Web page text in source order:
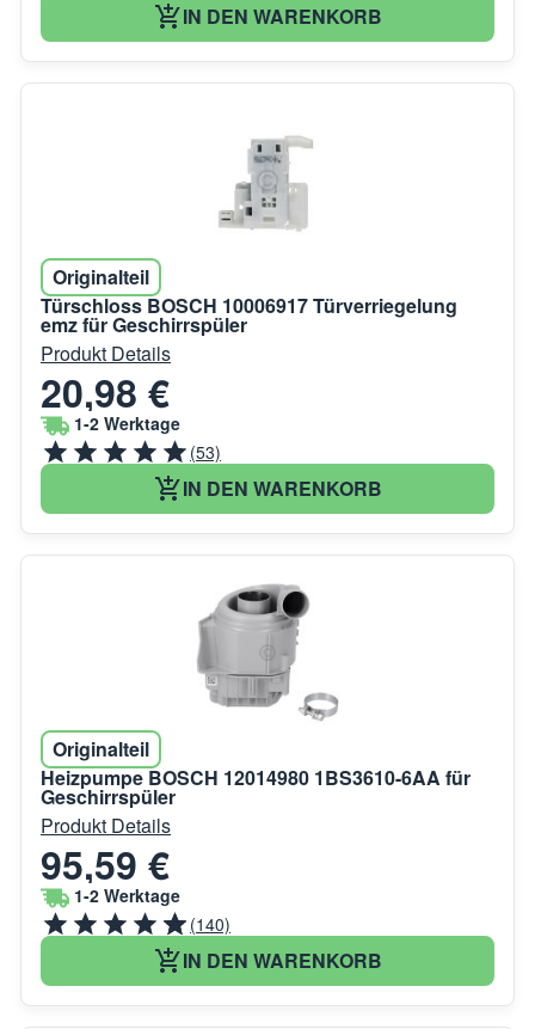
IN DEN WARENKORB
Originalteil
Türschloss BOSCH 10006917 Türverriegelung
emz für Geschirrspüler
Produkt Details
20,98 €
1-2 Werktage
(53)
IN DEN WARENKORB
Originalteil
Heizpumpe BOSCH 12014980 1BS3610-6AA für
Geschirrspüler
Produkt Details
95,59 €
1-2 Werktage
(140)
IN DEN WARENKORB